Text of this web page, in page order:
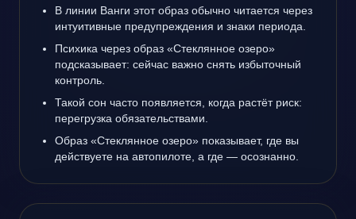
В линии Ванги этот образ обычно читается через
интуитивные предупреждения и знаки периода.
Психика через образ «Стеклянное озеро»
подсказывает: сейчас важно снять избыточный
контроль.
Такой сон часто появляется, когда растёт риск:
перегрузка обязательствами.
Образ «Стеклянное озеро» показывает, где вы
действуете на автопилоте, а где — осознанно.